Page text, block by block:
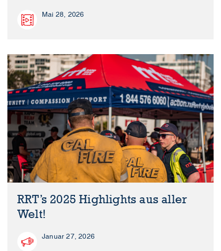
Mai 28, 2026
RRT’s 2025 Highlights aus aller
Welt!
Januar 27, 2026